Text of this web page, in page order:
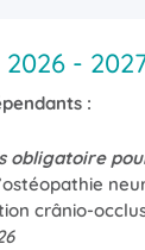
-
:
obligatoire
crânio-